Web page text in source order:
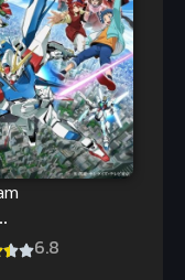
6.8